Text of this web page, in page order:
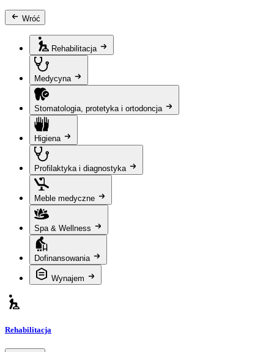
Wróć
Rehabilitacja
Medycyna
Stomatologia, protetyka i ortodoncja
Higiena
Profilaktyka i diagnostyka
Meble medyczne
Spa & Wellness
Dofinansowania
Wynajem
Rehabilitacja